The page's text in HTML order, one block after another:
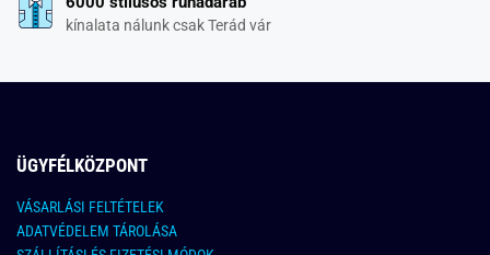
kínalata nálunk csak Terád vár
ÜGYFÉLKÖZPONT
VÁSARLÁSI FELTÉTELEK
ADATVÉDELEM TÁROLÁSA